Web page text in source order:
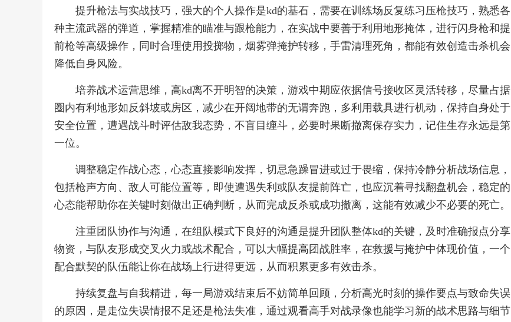
提升枪法与实战技巧，强大的个人操作是kd的基石，需要在训练场反复练习压枪技巧，熟悉各
种主流武器的弹道，掌握精准的瞄准与跟枪能力，在实战中要善于利用地形掩体，进行闪身枪和提
前枪等高级操作，同时合理使用投掷物，烟雾弹掩护转移，手雷清理死角，都能有效创造击杀机会
降低自身风险。
培养战术运营思维，高kd离不开明智的决策，游戏中期应依据信号接收区灵活转移，尽量占据
圈内有利地形如反斜坡或房区，减少在开阔地带的无谓奔跑，多利用载具进行机动，保持自身处于
安全位置，遭遇战斗时评估敌我态势，不盲目缠斗，必要时果断撤离保存实力，记住生存永远是第
一位。
调整稳定作战心态，心态直接影响发挥，切忌急躁冒进或过于畏缩，保持冷静分析战场信息，
包括枪声方向、敌人可能位置等，即使遭遇失利或队友提前阵亡，也应沉着寻找翻盘机会，稳定的
心态能帮助你在关键时刻做出正确判断，从而完成反杀或成功撤离，这能有效减少不必要的死亡。
注重团队协作与沟通，在组队模式下良好的沟通是提升团队整体kd的关键，及时准确报点分享
物资，与队友形成交叉火力或战术配合，可以大幅提高团战胜率，在救援与掩护中体现价值，一个
配合默契的队伍能让你在战场上行进得更远，从而积累更多有效击杀。
持续复盘与自我精进，每一局游戏结束后不妨简单回顾，分析高光时刻的操作要点与致命失误
的原因，是走位失误情报不足还是枪法失准，通过观看高手对战录像也能学习新的战术思路与细节